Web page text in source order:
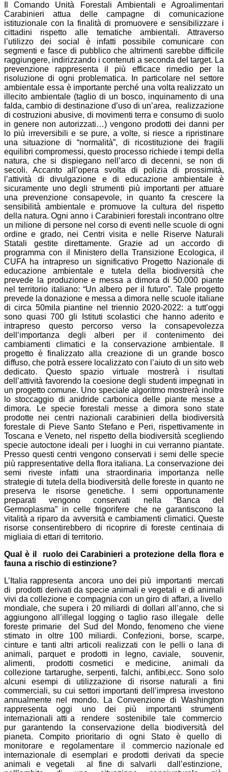
Il Comando Unità Forestali Ambientali e Agroalimentari
Carabinieri attua delle campagne di comunicazione
istituzionale con la finalità di promuovere e sensibilizzare i
cittadini rispetto alle tematiche ambientali. Attraverso
l’utilizzo dei social è infatti possibile comunicare con
segmenti e fasce di pubblico che altrimenti sarebbe difficile
raggiungere, indirizzando i contenuti a seconda del target. La
prevenzione rappresenta il più efficace rimedio per la
risoluzione di ogni problematica. In particolare nel settore
ambientale essa è importante perché una volta realizzato un
illecito ambientale (taglio di un bosco, inquinamento di una
falda, cambio di destinazione d’uso di un’area, realizzazione
di costruzioni abusive, di movimenti terra e consumo di suolo
in genere non autorizzati…) vengono prodotti dei danni per
lo più irreversibili e se pure, a volte, si riesce a ripristinare
una situazione di “normalità”, di ricostituzione dei fragili
equilibri compromessi, questo processo richiede i tempi della
natura, che si dispiegano nell’arco di decenni, se non di
secoli. Accanto all’opera svolta di polizia di prossimità,
l’attività di divulgazione e di educazione ambientale è
sicuramente uno degli strumenti più importanti per attuare
una prevenzione consapevole, in quanto fa crescere la
sensibilità ambientale e promuove la cultura del rispetto
della natura. Ogni anno i Carabinieri forestali incontrano oltre
un milione di persone nel corso di eventi nelle scuole di ogni
ordine e grado, nei Centri visita e nelle Riserve Naturali
Statali gestite direttamente. Grazie ad un accordo di
programma con il Ministero della Transizione Ecologica, il
CUFA ha intrapreso un significativo Progetto Nazionale di
educazione ambientale e tutela della biodiversità che
prevede la produzione e messa a dimora di 50.000 piante
nel territorio italiano: “Un albero per il futuro”. Tale progetto
prevede la donazione e messa a dimora nelle scuole italiane
di circa 50mila piantine nel triennio 2020-2022: a tutt’oggi
sono quasi 700 gli Istituti scolastici che hanno aderito e
intrapreso questo percorso verso la consapevolezza
dell’importanza degli alberi per il contenimento dei
cambiamenti climatici e la conservazione ambientale. Il
progetto è finalizzato alla creazione di un grande bosco
diffuso, che potrà essere localizzato con l’aiuto di un sito web
dedicato. Questo spazio virtuale mostrerà i risultati
dell’attività favorendo la coesione degli studenti impegnati in
un progetto comune. Uno speciale algoritmo mostrerà inoltre
lo stoccaggio di anidride carbonica delle piante messe a
dimora. Le specie forestali messe a dimora sono state
prodotte nei centri nazionali carabinieri della biodiversità
forestale di Pieve Santo Stefano e Peri, rispettivamente in
Toscana e Veneto, nel rispetto della biodiversità scegliendo
specie autoctone ideali per i luoghi in cui verranno piantate.
Presso questi centri vengono conservati i semi delle specie
più rappresentative della flora italiana. La conservazione dei
semi riveste infatti una straordinaria importanza nelle
strategie di tutela della biodiversità delle foreste in quanto ne
preserva le risorse genetiche. I semi opportunamente
preparati vengono conservati nella “Banca del
Germoplasma” in celle frigorifere che ne garantiscono la
vitalità a riparo da avversità e cambiamenti climatici. Queste
risorse consentirebbero di ricoprire di foreste centinaia di
migliaia di ettari di territorio.
Qual è il ruolo dei Carabinieri a protezione della flora e
fauna a rischio di estinzione?
L’Italia rappresenta ancora uno dei più importanti mercati
di prodotti derivati da specie animali e vegetali e di animali
vivi da collezione e compagnia con un giro di affari, a livello
mondiale, che supera i 20 miliardi di dollari all’anno, che si
aggiungono all’illegal logging o taglio raso illegale delle
foreste primarie del Sud del Mondo, fenomeno che viene
stimato in oltre 100 miliardi. Confezioni, borse, scarpe,
cinture e tanti altri articoli realizzati con le pelli o lana di
animali, parquet e prodotti in legno, caviale, souvenir,
alimenti, prodotti cosmetici e medicine, animali da
collezione tartarughe, serpenti, falchi, anfibi,ecc. Sono solo
alcuni esempi di utilizzazione di risorse naturali a fini
commerciali, su cui settori importanti dell’impresa investono
annualmente nel mondo. La Convenzione di Washington
rappresenta oggi uno dei più importanti strumenti
internazionali atti a rendere sostenibile tale commercio
pur garantendo la conservazione della biodiversità del
pianeta. Compito prioritario di ogni Stato è quello di
monitorare e regolamentare il commercio nazionale ed
internazionale di esemplari e prodotti derivati da specie
animali e vegetali al fine di salvarli dall’estinzione,